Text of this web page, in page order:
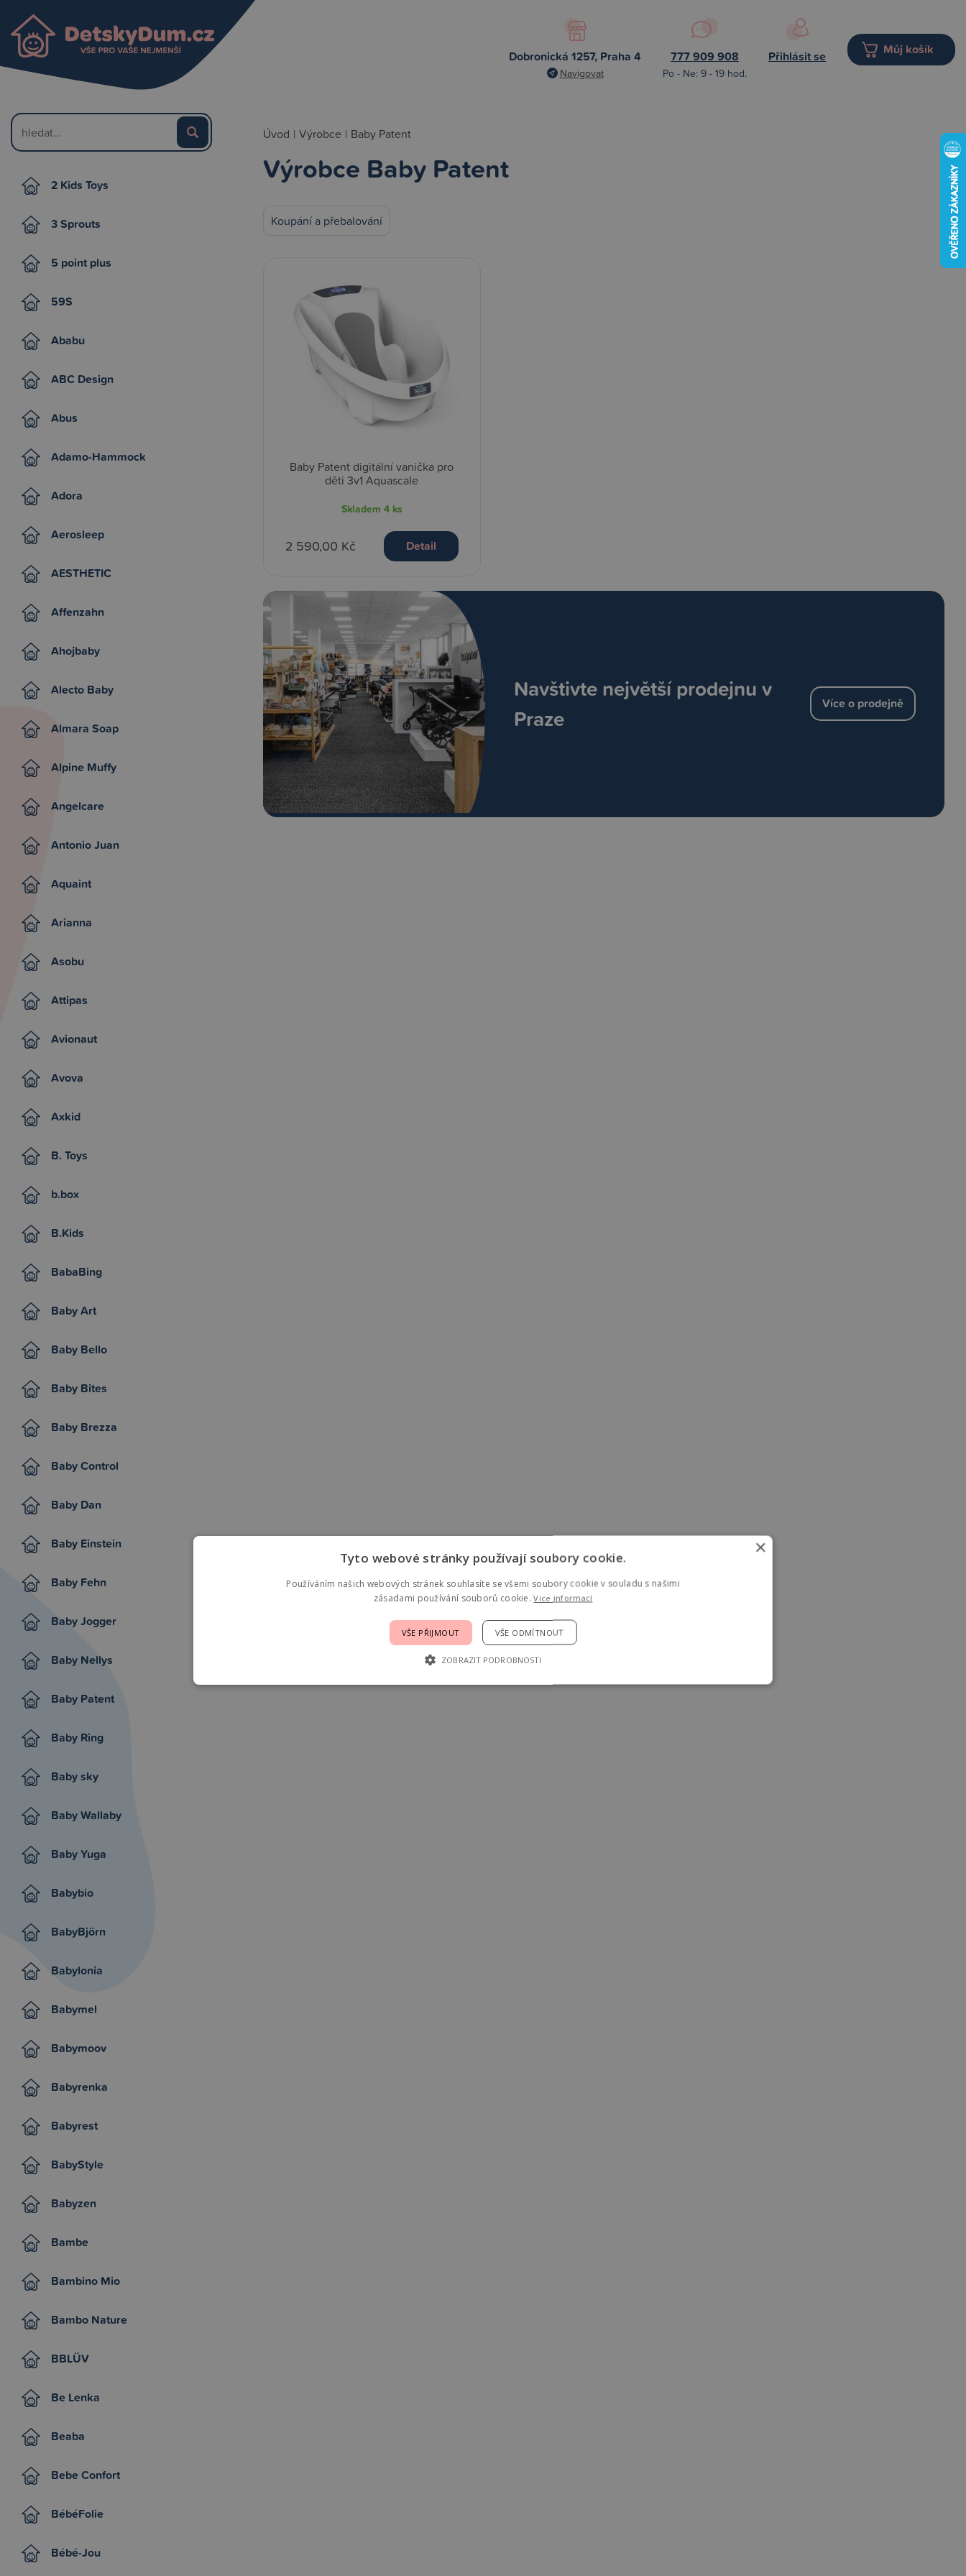
Dobronická 1257, Praha 4
Navigovat
777 909 908
Po - Ne: 9 - 19 hod.
Přihlásit se Můj košík
2 Kids Toys
3 Sprouts
5 point plus
59S
Ababu
ABC Design
Abus
Adamo-Hammock
Adora
Aerosleep
AESTHETIC
Affenzahn
Ahojbaby
Alecto Baby
Almara Soap
Alpine Muffy
Angelcare
Antonio Juan
Aquaint
Arianna
Asobu
Attipas
Avionaut
Avova
Axkid
B. Toys
b.box
B.Kids
BabaBing
Baby Art
Baby Bello
Baby Bites
Baby Brezza
Baby Control
Baby Dan
Baby Einstein
Baby Fehn
Baby Jogger
Baby Nellys
Baby Patent
Baby Ring
Baby sky
Baby Wallaby
Baby Yuga
Babybio
BabyBjörn
Babylonia
Babymel
Babymoov
Babyrenka
Babyrest
BabyStyle
Babyzen
Bambe
Bambino Mio
Bambo Nature
BBLÜV
Be Lenka
Beaba
Bebe Confort
BébéFolie
Bébé-Jou
Úvod | Výrobce | Baby Patent
Výrobce Baby Patent
Koupání a přebalování
Navštivte největší prodejnu v
Praze
Více o prodejně
Baby Patent digitální vanička pro
děti 3v1 Aquascale
Skladem 4 ks
2 590,00 Kč Detail
×
Tyto webové stránky používají soubory cookie.
Používáním našich webových stránek souhlasíte se všemi soubory cookie v souladu s našimi
zásadami používání souborů cookie.Více informací
VŠE PŘIJMOUT VŠE ODMÍTNOUT
ZOBRAZIT PODROBNOSTI